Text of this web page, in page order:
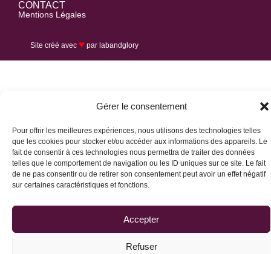
Gérer le consentement
Pour offrir les meilleures expériences, nous utilisons des technologies telles
que les cookies pour stocker et/ou accéder aux informations des appareils. Le
fait de consentir à ces technologies nous permettra de traiter des données
telles que le comportement de navigation ou les ID uniques sur ce site. Le fait
de ne pas consentir ou de retirer son consentement peut avoir un effet négatif
sur certaines caractéristiques et fonctions.
Accepter
Refuser
CONTACT
Mentions Légales
Site créé avec ♥ par labandglory